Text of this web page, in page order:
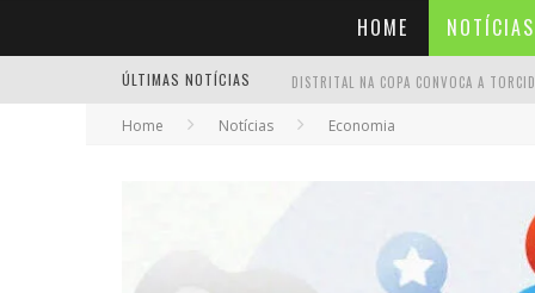
HOME NOTÍCIAS
ÚLTIMAS NOTÍCIAS
Home Notícias Economia